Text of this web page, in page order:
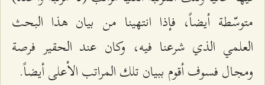
متوسّطة أيضاً، فإذا انتهينا من بيان هذا البحث
العلمي الذي شرعنا فيه، وكان عند الحقير فرصة
ومجال فسوف أقوم ببيان تلك المراتب الأعلى أيضاً.